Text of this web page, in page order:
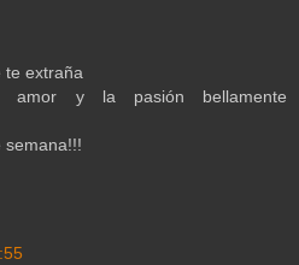
te extraña
amor y la pasión bellamente
semana!!!